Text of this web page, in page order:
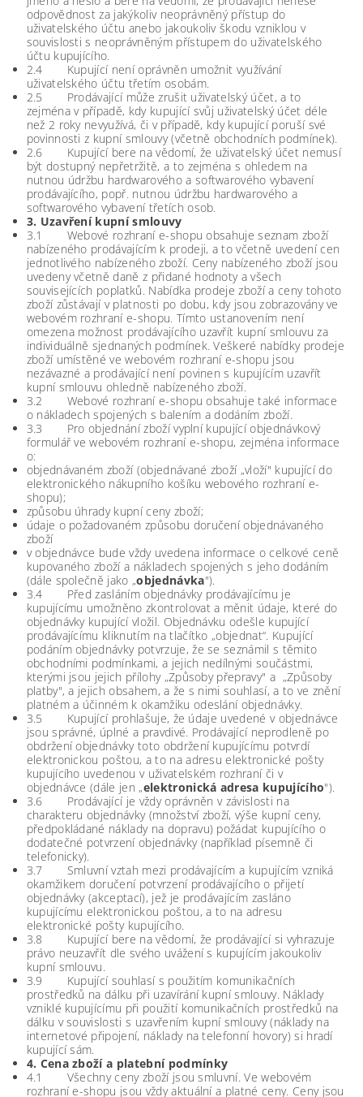
odpovědnost za jakýkoliv neoprávněný přístup do
uživatelského účtu anebo jakoukoliv škodu vzniklou v
souvislosti s neoprávněným přístupem do uživatelského
účtu kupujícího.
2.4 Kupující není oprávněn umožnit využívání
uživatelského účtu třetím osobám.
2.5 Prodávající může zrušit uživatelský účet, a to
zejména v případě, kdy kupující svůj uživatelský účet déle
než 2 roky nevyužívá, či v případě, kdy kupující poruší své
povinnosti z kupní smlouvy (včetně obchodních podmínek).
2.6 Kupující bere na vědomí, že uživatelský účet nemusí
být dostupný nepřetržitě, a to zejména s ohledem na
nutnou údržbu hardwarového a softwarového vybavení
prodávajícího, popř. nutnou údržbu hardwarového a
softwarového vybavení třetích osob.
3. Uzavření kupní smlouvy
3.1 Webové rozhraní e-shopu obsahuje seznam zboží
nabízeného prodávajícím k prodeji, a to včetně uvedení cen
jednotlivého nabízeného zboží. Ceny nabízeného zboží jsou
uvedeny včetně daně z přidané hodnoty a všech
souvisejících poplatků. Nabídka prodeje zboží a ceny tohoto
zboží zůstávají v platnosti po dobu, kdy jsou zobrazovány ve
webovém rozhraní e-shopu. Tímto ustanovením není
omezena možnost prodávajícího uzavřít kupní smlouvu za
individuálně sjednaných podmínek. Veškeré nabídky prodeje
zboží umístěné ve webovém rozhraní e-shopu jsou
nezávazné a prodávající není povinen s kupujícím uzavřít
kupní smlouvu ohledně nabízeného zboží.
3.2 Webové rozhraní e-shopu obsahuje také informace
o nákladech spojených s balením a dodáním zboží.
3.3 Pro objednání zboží vyplní kupující objednávkový
formulář ve webovém rozhraní e-shopu, zejména informace
o:
objednávaném zboží (objednávané zboží „vloží" kupující do
elektronického nákupního košíku webového rozhraní e-
shopu);
způsobu úhrady kupní ceny zboží;
údaje o požadovaném způsobu doručení objednávaného
zboží
v objednávce bude vždy uvedena informace o celkové ceně
kupovaného zboží a nákladech spojených s jeho dodáním
(dále společně jako „objednávka").
3.4 Před zasláním objednávky prodávajícímu je
kupujícímu umožněno zkontrolovat a měnit údaje, které do
objednávky kupující vložil. Objednávku odešle kupující
prodávajícímu kliknutím na tlačítko „objednat“. Kupující
podáním objednávky potvrzuje, že se seznámil s těmito
obchodními podmínkami, a jejich nedílnými součástmi,
kterými jsou jejich přílohy „Způsoby přepravy" a „Způsoby
platby", a jejich obsahem, a že s nimi souhlasí, a to ve znění
platném a účinném k okamžiku odeslání objednávky.
3.5 Kupující prohlašuje, že údaje uvedené v objednávce
jsou správné, úplné a pravdivé. Prodávající neprodleně po
obdržení objednávky toto obdržení kupujícímu potvrdí
elektronickou poštou, a to na adresu elektronické pošty
kupujícího uvedenou v uživatelském rozhraní či v
objednávce (dále jen „elektronická adresa kupujícího").
3.6 Prodávající je vždy oprávněn v závislosti na
charakteru objednávky (množství zboží, výše kupní ceny,
předpokládané náklady na dopravu) požádat kupujícího o
dodatečné potvrzení objednávky (například písemně či
telefonicky).
3.7 Smluvní vztah mezi prodávajícím a kupujícím vzniká
okamžikem doručení potvrzení prodávajícího o přijetí
objednávky (akceptací), jež je prodávajícím zasláno
kupujícímu elektronickou poštou, a to na adresu
elektronické pošty kupujícího.
3.8 Kupující bere na vědomí, že prodávající si vyhrazuje
právo neuzavřít dle svého uvážení s kupujícím jakoukoliv
kupní smlouvu.
3.9 Kupující souhlasí s použitím komunikačních
prostředků na dálku při uzavírání kupní smlouvy. Náklady
vzniklé kupujícímu při použití komunikačních prostředků na
dálku v souvislosti s uzavřením kupní smlouvy (náklady na
internetové připojení, náklady na telefonní hovory) si hradí
kupující sám.
4. Cena zboží a platební podmínky
4.1 Všechny ceny zboží jsou smluvní. Ve webovém
rozhraní e-shopu jsou vždy aktuální a platné ceny. Ceny jsou